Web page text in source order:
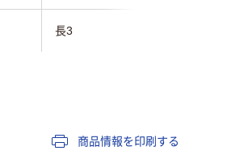
長3
商品情報を印刷する